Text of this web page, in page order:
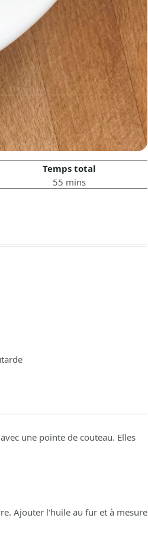
Temps total
55 mins
une pointe de couteau. Elles
Ajouter l'huile au fur et à mesure